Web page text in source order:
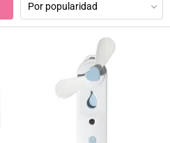
Por popularidad